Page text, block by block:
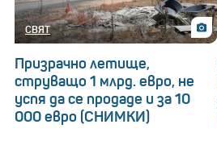
СВЯТ
Призрачно летище,
струващо 1 млрд. евро, не
успя да се продаде и за 10
000 евро (СНИМКИ)